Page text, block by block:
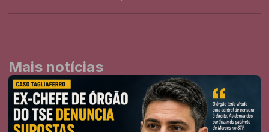
Mais notícias